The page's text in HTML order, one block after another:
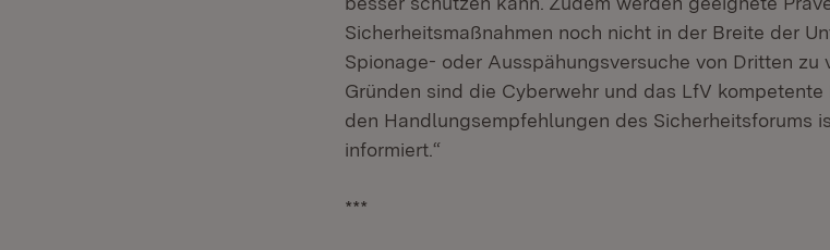
Sicherheitsmaßnahmen noch nicht in der Breite der
Spionage- oder Ausspähungsversuche von Dritten zu
Gründen sind die Cyberwehr und das LfV
den Handlungsempfehlungen des Sicherheitsforums
informiert.“
***